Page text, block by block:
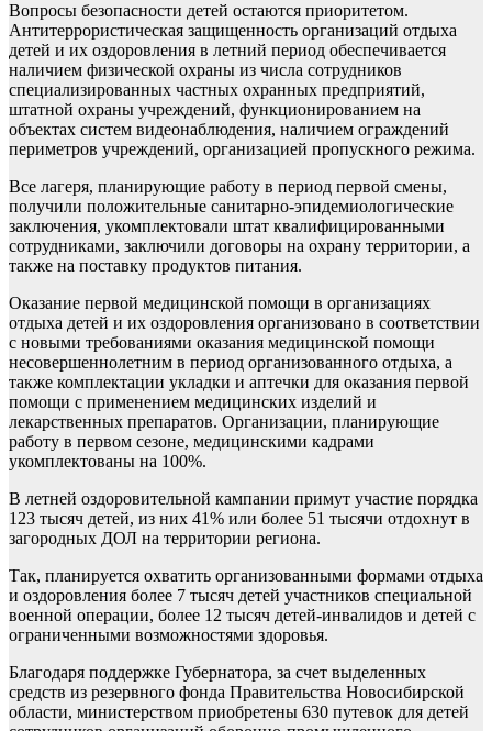
Вопросы безопасности детей остаются приоритетом.
Антитеррористическая защищенность организаций отдыха
детей и их оздоровления в летний период обеспечивается
наличием физической охраны из числа сотрудников
специализированных частных охранных предприятий,
штатной охраны учреждений, функционированием на
объектах систем видеонаблюдения, наличием ограждений
периметров учреждений, организацией пропускного режима.
Все лагеря, планирующие работу в период первой смены,
получили положительные санитарно-эпидемиологические
заключения, укомплектовали штат квалифицированными
сотрудниками, заключили договоры на охрану территории, а
также на поставку продуктов питания.
Оказание первой медицинской помощи в организациях
отдыха детей и их оздоровления организовано в соответствии
с новыми требованиями оказания медицинской помощи
несовершеннолетним в период организованного отдыха, а
также комплектации укладки и аптечки для оказания первой
помощи с применением медицинских изделий и
лекарственных препаратов. Организации, планирующие
работу в первом сезоне, медицинскими кадрами
укомплектованы на 100%.
В летней оздоровительной кампании примут участие порядка
123 тысяч детей, из них 41% или более 51 тысячи отдохнут в
загородных ДОЛ на территории региона.
Так, планируется охватить организованными формами отдыха
и оздоровления более 7 тысяч детей участников специальной
военной операции, более 12 тысяч детей-инвалидов и детей с
ограниченными возможностями здоровья.
Благодаря поддержке Губернатора, за счет выделенных
средств из резервного фонда Правительства Новосибирской
области, министерством приобретены 630 путевок для детей